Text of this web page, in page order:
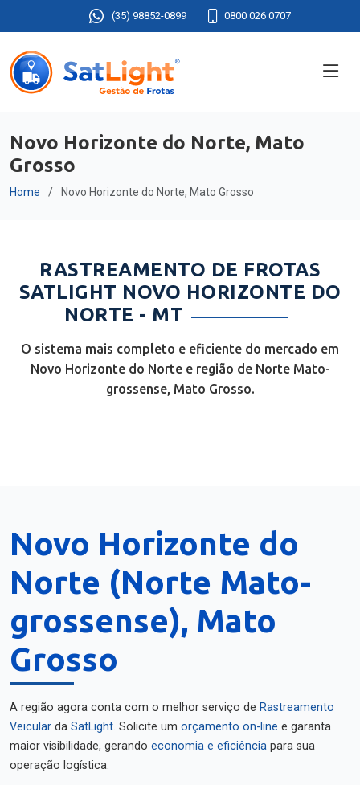
(35) 98852-0899 0800 026 0707
Novo Horizonte do Norte, Mato
Grosso
Home Novo Horizonte do Norte, Mato Grosso
RASTREAMENTO DE FROTAS
SATLIGHT NOVO HORIZONTE DO
NORTE - MT
O sistema mais completo e eficiente do mercado em
Novo Horizonte do Norte e região de Norte Mato-
grossense, Mato Grosso.
Novo Horizonte do
Norte (Norte Mato-
grossense), Mato
Grosso
A região agora conta com o melhor serviço de Rastreamento
Veicular da SatLight. Solicite um orçamento on-line e garanta
maior visibilidade, gerando economia e eficiência para sua
operação logística.